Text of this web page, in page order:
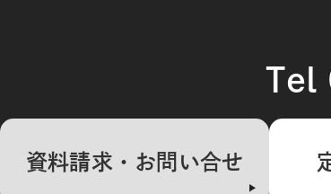
Tel
資料請求・お問い合せ